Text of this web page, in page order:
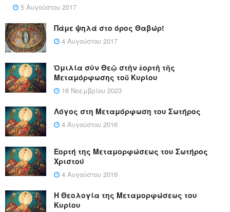
5 Αυγούστου 2017
Πάμε ψηλά στο όρος Θαβώρ!
4 Αυγούστου 2017
Ὁμιλία σὺν Θεῷ στὴν ἑορτὴ τῆς
Μεταμόρφωσης τοῦ Κυρίου
16 Νοεμβρίου 2023
Λόγος στη Μεταμόρφωση του Σωτήρος
4 Αυγούστου 2016
Εορτή της Μεταμορφώσεως του Σωτήρος
Χριστού
4 Αυγούστου 2016
Η Θεολογία της Μεταμορφώσεως του
Κυρίου